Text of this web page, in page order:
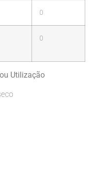
0
0
Utilização